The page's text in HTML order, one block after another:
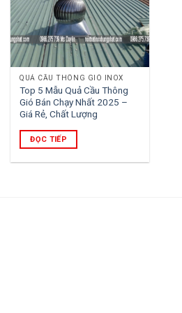
QUẢ CẦU THÔNG GIÓ INOX
Top 5 Mẫu Quả Cầu Thông
Gió Bán Chạy Nhất 2025 –
Giá Rẻ, Chất Lượng
ĐỌC TIẾP